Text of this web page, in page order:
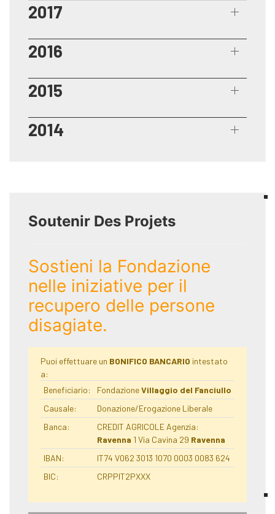
2017
2016
2015
2014
Soutenir Des Projets
Sostieni la Fondazione
nelle iniziative per il
recupero delle persone
disagiate.
Puoi effettuare un BONIFICO BANCARIO intestato
a:
Beneficiario:
FondazioneVillaggio del Fanciullo
Causale:
Donazione/Erogazione Liberale
Banca:
CREDIT AGRICOLE Agenzia:
Ravenna 1 Via Cavina 29 Ravenna
IBAN:
IT74 V062 3013 1070 0003 0083 624
BIC:
CRPPIT2PXXX